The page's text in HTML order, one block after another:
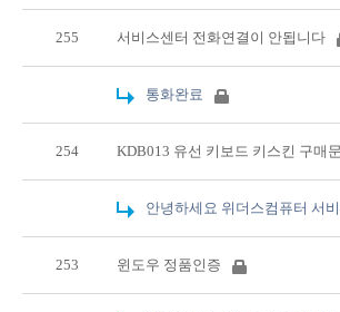
255 서비스센터 전화연결이 안됩니다
통화완료
254 KDB013 유선 키보드 키스킨 구매
안녕하세요 위더스컴퓨터 서
253 윈도우 정품인증